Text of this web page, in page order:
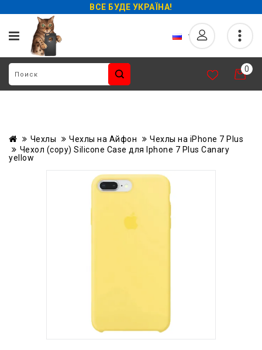
ВСЕ БУДЕ УКРАЇНА!
0
Чехлы Чехлы на Айфон
Чехлы на iPhone 7 Plus
Чехол (copy) Silicone Case для Iphone 7 Plus Canary
yellow